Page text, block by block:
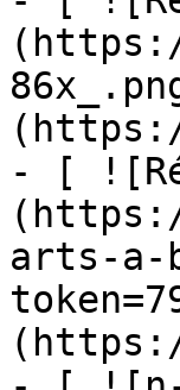
- [
arts-a-